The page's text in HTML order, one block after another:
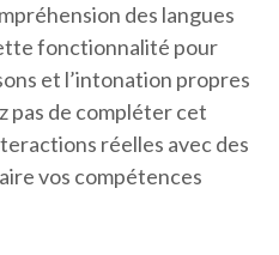
des langues
fonctionnalité pour
et l’intonation propres
pas de compléter cet
réelles avec des
vos compétences